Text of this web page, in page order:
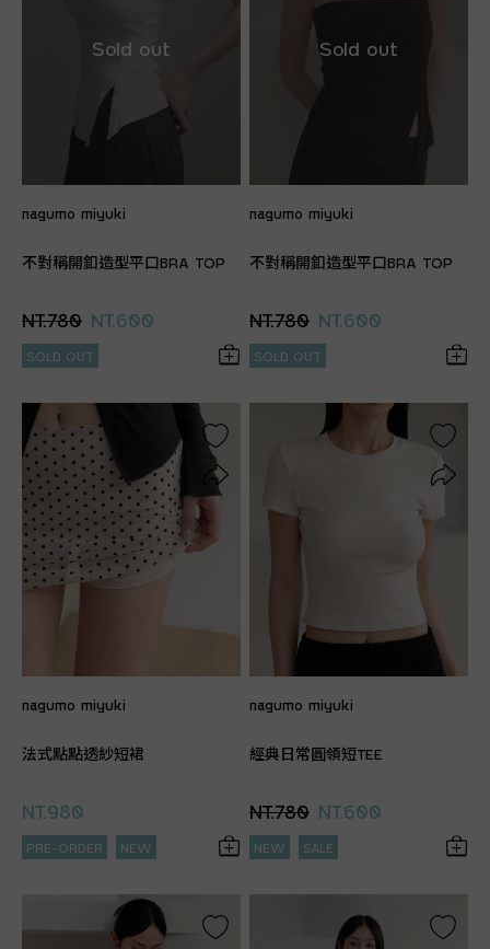
nagumo miyuki
不對稱開釦造型平口BRA TOP
NT.780 NT.600
SOLD OUT
nagumo miyuki
不對稱開釦造型平口BRA TOP
NT.780 NT.600
SOLD OUT
nagumo miyuki
法式點點透紗短裙
NT.980
PRE-ORDER NEW
nagumo miyuki
經典日常圓領短TEE
NT.780 NT.600
NEW SALE